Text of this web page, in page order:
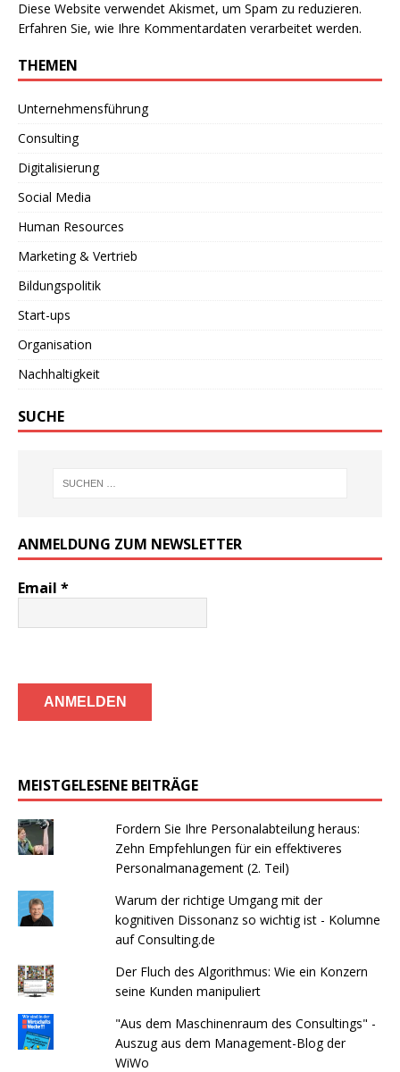
Diese Website verwendet Akismet, um Spam zu reduzieren.
Erfahren Sie, wie Ihre Kommentardaten verarbeitet werden.
THEMEN
Unternehmensführung
Consulting
Digitalisierung
Social Media
Human Resources
Marketing & Vertrieb
Bildungspolitik
Start-ups
Organisation
Nachhaltigkeit
SUCHE
ANMELDUNG ZUM NEWSLETTER
Email *
MEISTGELESENE BEITRÄGE
Fordern Sie Ihre Personalabteilung heraus:
Zehn Empfehlungen für ein effektiveres
Personalmanagement (2. Teil)
Warum der richtige Umgang mit der
kognitiven Dissonanz so wichtig ist - Kolumne
auf Consulting.de
Der Fluch des Algorithmus: Wie ein Konzern
seine Kunden manipuliert
"Aus dem Maschinenraum des Consultings" -
Auszug aus dem Management-Blog der
WiWo